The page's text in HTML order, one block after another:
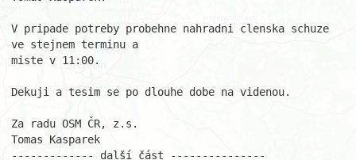
V pripade potreby probehne nahradni clenska schuze
ve stejnem terminu a
miste v 11:00.
Dekuji a tesim se po dlouhe dobe na videnou.
Za radu OSM ČR, z.s.
Tomas Kasparek
------------- další část ---------------